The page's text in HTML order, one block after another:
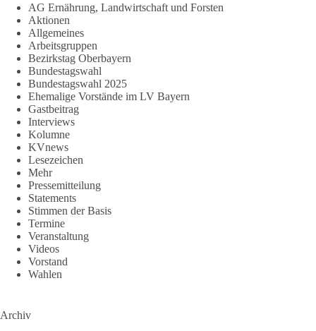
AG Ernährung, Landwirtschaft und Forsten
Aktionen
Allgemeines
Arbeitsgruppen
Bezirkstag Oberbayern
Bundestagswahl
Bundestagswahl 2025
Ehemalige Vorstände im LV Bayern
Gastbeitrag
Interviews
Kolumne
KVnews
Lesezeichen
Mehr
Pressemitteilung
Statements
Stimmen der Basis
Termine
Veranstaltung
Videos
Vorstand
Wahlen
Archiv